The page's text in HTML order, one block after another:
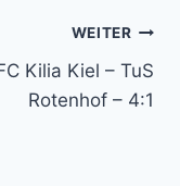
WEITER
Kilia Kiel – TuS
Rotenhof – 4:1